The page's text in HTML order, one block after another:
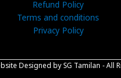
Refund Policy
Terms and conditions
Privacy Policy
Designed by SG Tamilan - All